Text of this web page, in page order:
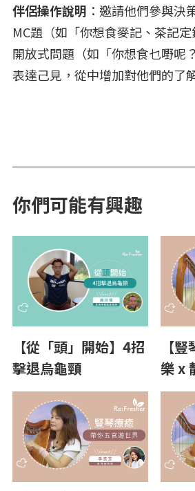
伴侶操作說明 ：邀請他們參與決
MC題（如「你想食麥記、茶記
開放式問題（如「你想食乜嘢呢
表達己見，從中增加對他們的了
你們可能有興趣
【從「頭」開始】4招
擊退烏龜頸
【
樂 x